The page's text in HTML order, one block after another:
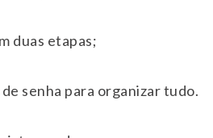
duas etapas;
senha para organizar tudo.